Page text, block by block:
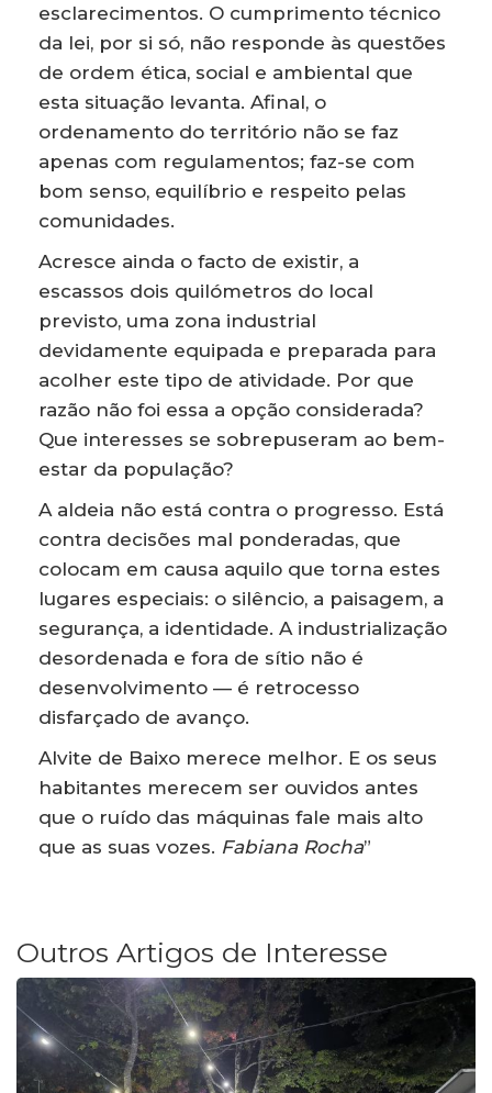
esclarecimentos. O cumprimento técnico
da lei, por si só, não responde às questões
de ordem ética, social e ambiental que
esta situação levanta. Afinal, o
ordenamento do território não se faz
apenas com regulamentos; faz-se com
bom senso, equilíbrio e respeito pelas
comunidades.
Acresce ainda o facto de existir, a
escassos dois quilómetros do local
previsto, uma zona industrial
devidamente equipada e preparada para
acolher este tipo de atividade. Por que
razão não foi essa a opção considerada?
Que interesses se sobrepuseram ao bem-
estar da população?
A aldeia não está contra o progresso. Está
contra decisões mal ponderadas, que
colocam em causa aquilo que torna estes
lugares especiais: o silêncio, a paisagem, a
segurança, a identidade. A industrialização
desordenada e fora de sítio não é
desenvolvimento — é retrocesso
disfarçado de avanço.
Alvite de Baixo merece melhor. E os seus
habitantes merecem ser ouvidos antes
que o ruído das máquinas fale mais alto
que as suas vozes. Fabiana Rocha”
Outros Artigos de Interesse